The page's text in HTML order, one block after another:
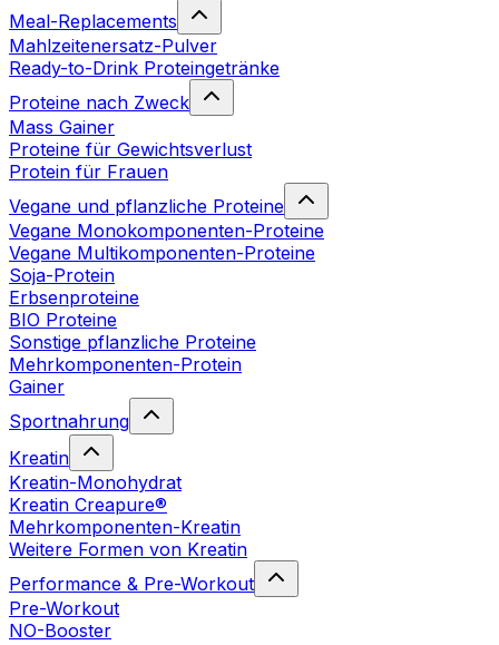
Meal-Replacements
Mahlzeitenersatz-Pulver
Ready-to-Drink Proteingetränke
Proteine nach Zweck
Mass Gainer
Proteine für Gewichtsverlust
Protein für Frauen
Vegane und pflanzliche Proteine
Vegane Monokomponenten-Proteine
Vegane Multikomponenten-Proteine
Soja-Protein
Erbsenproteine
BIO Proteine
Sonstige pflanzliche Proteine
Mehrkomponenten-Protein
Gainer
Sportnahrung
Kreatin
Kreatin-Monohydrat
Kreatin Creapure®
Mehrkomponenten-Kreatin
Weitere Formen von Kreatin
Performance & Pre-Workout
Pre-Workout
NO-Booster